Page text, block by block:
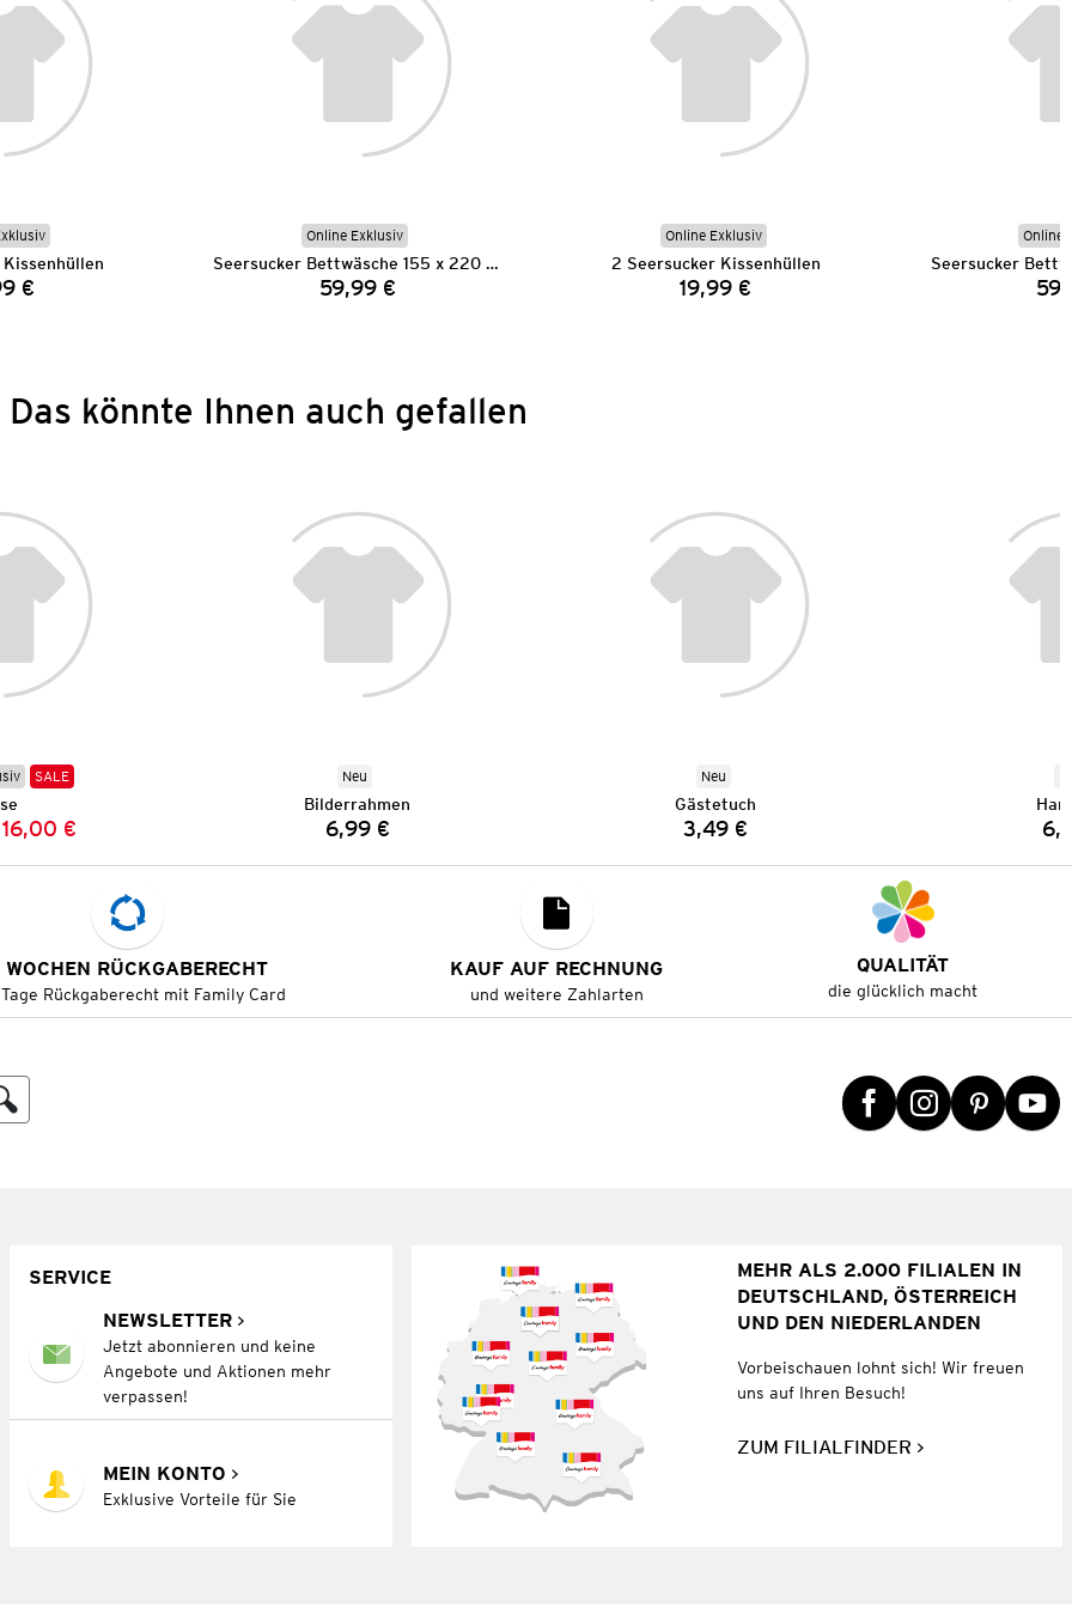
€
Online Exklusiv
Seersucker Bettwäsche 155 x 220 cm
Preis:
59,99 €
Online Exklusiv
2 Seersucker Kissenhüllen
Preis:
19,99 €
Online
Das könnte Ihnen auch gefallen
SALE
Preis:
Preis:
16,00 €
Neu
Bilderrahmen
Preis:
6,99 €
Neu
Gästetuch
Preis:
3,49 €
RÜCKGABERECHT
Rückgaberecht mit Family Card
KAUF AUF RECHNUNG
und weitere Zahlarten
QUALITÄT
die glücklich macht
SERVICE
NEWSLETTER
Jetzt abonnieren und keine
Angebote und Aktionen mehr
verpassen!
MEIN KONTO
Exklusive Vorteile für Sie
MEHR ALS 2.000 FILIALEN IN
DEUTSCHLAND, ÖSTERREICH
UND DEN NIEDERLANDEN
Vorbeischauen lohnt sich! Wir freuen
uns auf Ihren Besuch!
ZUM FILIALFINDER